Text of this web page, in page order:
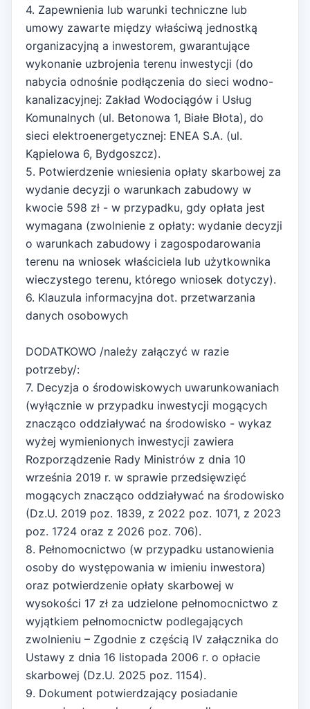
4. Zapewnienia lub warunki techniczne lub
umowy zawarte między właściwą jednostką
organizacyjną a inwestorem, gwarantujące
wykonanie uzbrojenia terenu inwestycji (do
nabycia odnośnie podłączenia do sieci wodno-
kanalizacyjnej: Zakład Wodociągów i Usług
Komunalnych (ul. Betonowa 1, Białe Błota), do
sieci elektroenergetycznej: ENEA S.A. (ul.
Kąpielowa 6, Bydgoszcz).
5. Potwierdzenie wniesienia opłaty skarbowej za
wydanie decyzji o warunkach zabudowy w
kwocie 598 zł - w przypadku, gdy opłata jest
wymagana (zwolnienie z opłaty: wydanie decyzji
o warunkach zabudowy i zagospodarowania
terenu na wniosek właściciela lub użytkownika
wieczystego terenu, którego wniosek dotyczy).
6. Klauzula informacyjna dot. przetwarzania
danych osobowych
DODATKOWO /należy załączyć w razie
potrzeby/:
7. Decyzja o środowiskowych uwarunkowaniach
(wyłącznie w przypadku inwestycji mogących
znacząco oddziaływać na środowisko - wykaz
wyżej wymienionych inwestycji zawiera
Rozporządzenie Rady Ministrów z dnia 10
września 2019 r. w sprawie przedsięwzięć
mogących znacząco oddziaływać na środowisko
(Dz.U. 2019 poz. 1839, z 2022 poz. 1071, z 2023
poz. 1724 oraz z 2026 poz. 706).
8. Pełnomocnictwo (w przypadku ustanowienia
osoby do występowania w imieniu inwestora)
oraz potwierdzenie opłaty skarbowej w
wysokości 17 zł za udzielone pełnomocnictwo z
wyjątkiem pełnomocnictw podlegających
zwolnieniu – Zgodnie z częścią IV załącznika do
Ustawy z dnia 16 listopada 2006 r. o opłacie
skarbowej (Dz.U. 2025 poz. 1154).
9. Dokument potwierdzający posiadanie